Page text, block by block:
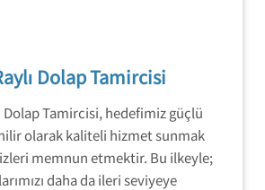
Dolap Tamircisi
Dolap Tamircisi, hedefimiz güçlü
olarak kaliteli hizmet sunmak
memnun etmektir. Bu ilkeyle;
daha da ileri seviyeye